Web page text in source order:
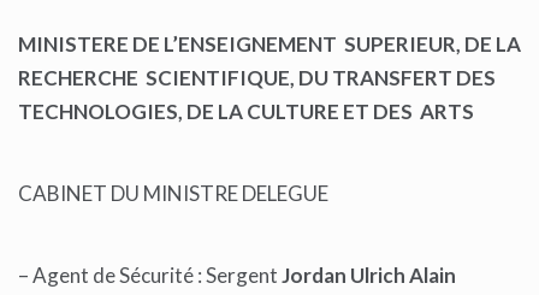
MINISTERE DE L’ENSEIGNEMENT SUPERIEUR, DE LA
RECHERCHE SCIENTIFIQUE, DU TRANSFERT DES
TECHNOLOGIES, DE LA CULTURE ET DES ARTS
CABINET DU MINISTRE DELEGUE
– Agent de Sécurité : SergentJordan Ulrich Alain